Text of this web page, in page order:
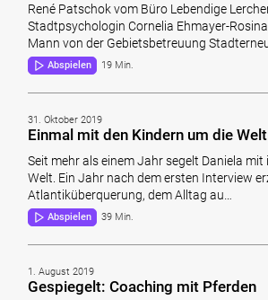
René Patschok vom Büro Lebendige
Stadtpsychologin Cornelia Ehmayer-
Mann von der Gebietsbetreuung
Abspielen 19 Min.
31. Oktober 2019
Einmal mit den Kindern um die
Seit mehr als einem Jahr segelt Daniela mit
Welt. Ein Jahr nach dem ersten Interview
Atlantiküberquerung, dem Alltag au…
Abspielen 39 Min.
1. August 2019
Gespiegelt: Coaching mit Pferden